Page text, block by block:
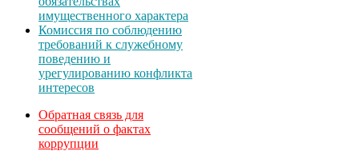
имущественного характера
Комиссия по соблюдению
требований к служебному
поведению и
урегулированию конфликта
интересов
Обратная связь для
сообщений о фактах
коррупции